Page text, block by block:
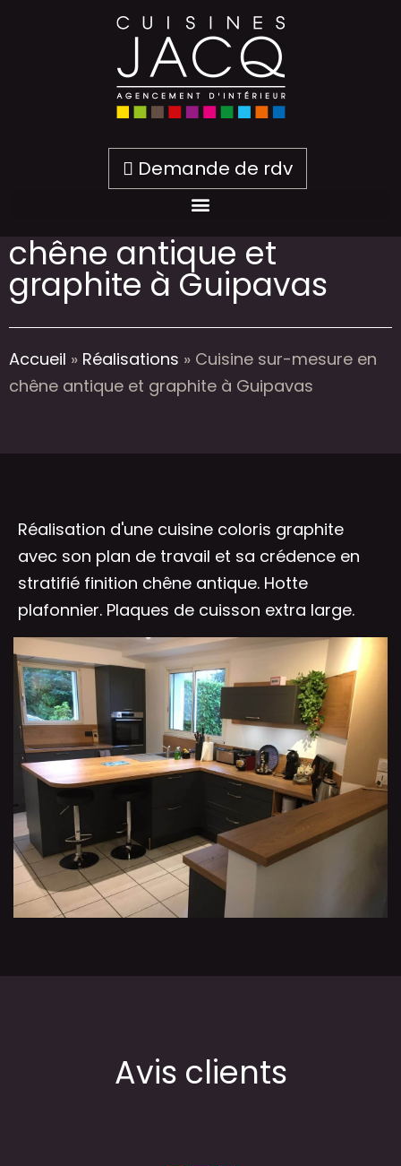
Demande de rdv
Cuisine sur-mesure en
chêne antique et
graphite à Guipavas
Accueil » Réalisations » Cuisine sur-mesure en
chêne antique et graphite à Guipavas
Réalisation d'une cuisine coloris graphite
avec son plan de travail et sa crédence en
stratifié finition chêne antique. Hotte
plafonnier. Plaques de cuisson extra large.
Avis clients